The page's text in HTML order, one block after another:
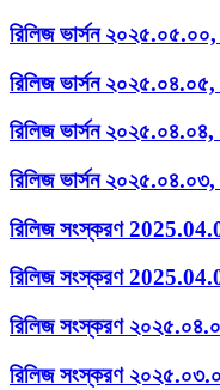
রিলিজ ভার্সন
রিলিজ ভার্সন
রিলিজ ভার্সন
রিলিজ ভার্সন
রিলিজ সংস্করণ
রিলিজ সংস্করণ
রিলিজ সংস্করণ
রিলিজ সংস্করণ